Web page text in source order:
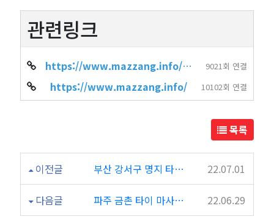
관련링크
https://www.mazzang.info/shop_info.php?wr_id=1332 9021회 연결
https://www.mazzang.info/ 10102회 연결
목록
이전글 부산 강서구 명지 타이 마사지 "창아로마테라피" 22.07.01
다음글 파주 금촌 타이 마사지 "마싸마싸" 22.06.29